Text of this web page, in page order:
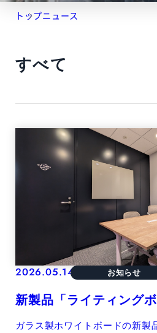
トップニュース
すべて
2026.05.14 お知らせ
新製品「ライティング
ガラス製ホワイトボードの新製